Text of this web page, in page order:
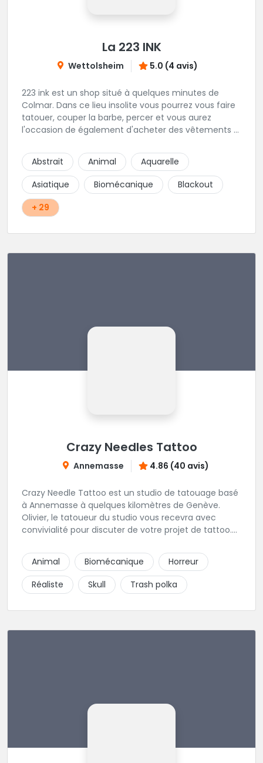
La 223 INK
Wettolsheim 5.0 (4 avis)
223 ink est un shop situé à quelques minutes de
Colmar. Dans ce lieu insolite vous pourrez vous faire
tatouer, couper la barbe, percer et vous aurez
l'occasion de également d'acheter des vêtements à
recevra pour vos projets de style réaliste, floral,
religieux et latino. On vous invite à pousser
rapidement la porte de ce shop.
Abstrait Animal
Aquarelle
Asiatique
Biomécanique
Blackout
+ 29
Crazy Needles Tattoo
Annemasse 4.86 (40 avis)
Crazy Needle Tattoo est un studio de tatouage basé
à Annemasse à quelques kilomètres de Genève.
Olivier, le tatoueur du studio vous recevra avec
convivialité pour discuter de votre projet de tattoo.
pour prendre rendez-vous.
Animal Biomécanique
Horreur
Réaliste
Skull Trash polka